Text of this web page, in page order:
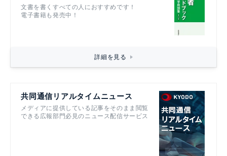
文書を書くすべての人におすすめです！
電子書籍も発売中！
詳細を見る
共同通信リアルタイムニュース
メディアに提供している記事をそのまま閲覧
できる広報部門必見のニュース配信サービス